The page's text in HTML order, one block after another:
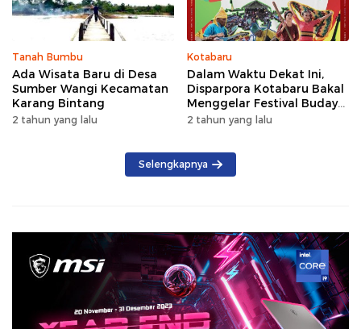
Tanah Bumbu
Ada Wisata Baru di Desa
Sumber Wangi Kecamatan
Karang Bintang
2 tahun yang lalu
Kotabaru
Dalam Waktu Dekat Ini,
Disparpora Kotabaru Bakal
Menggelar Festival Budaya
Saijaan 2024
2 tahun yang lalu
Selengkapnya